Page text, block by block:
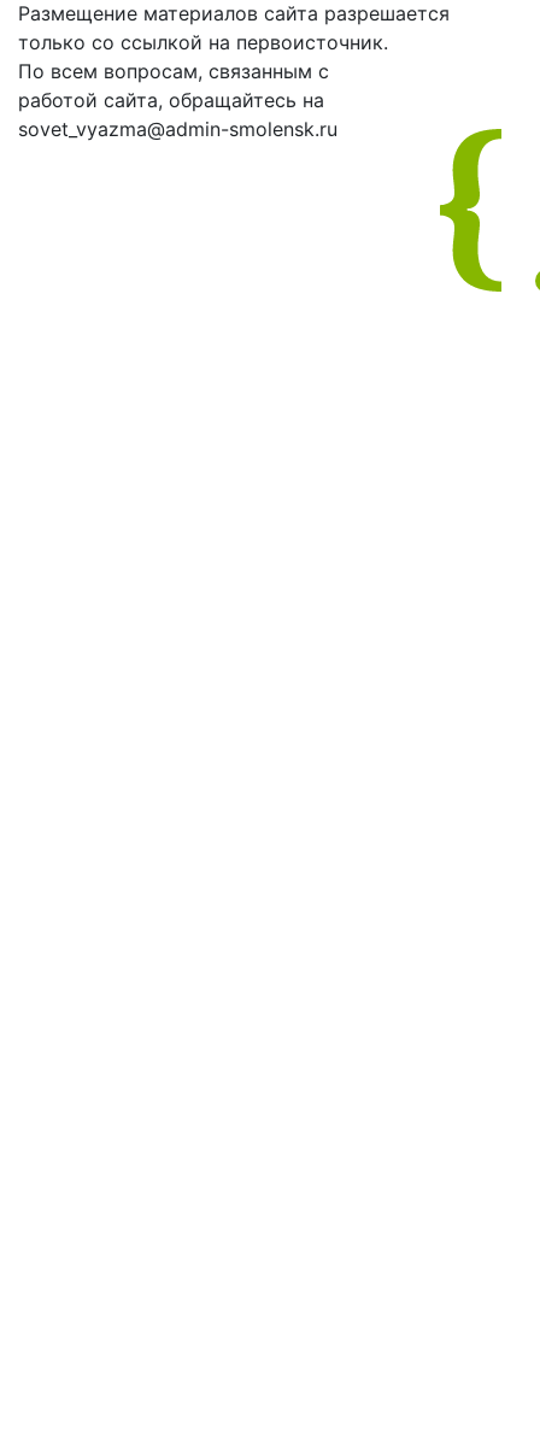
Размещение материалов сайта разрешается
только со ссылкой на первоисточник.
По всем вопросам, связанным с
работой сайта, обращайтесь на
sovet_vyazma@admin-smolensk.ru